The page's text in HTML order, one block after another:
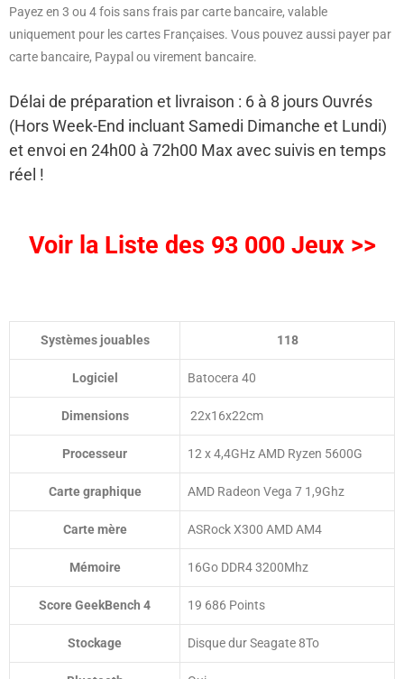
Payez en 3 ou 4 fois sans frais par carte bancaire, valable
uniquement pour les cartes Françaises. Vous pouvez aussi payer par
carte bancaire, Paypal ou virement bancaire.
Délai de préparation et livraison : 6 à 8 jours Ouvrés
(Hors Week-End incluant Samedi Dimanche et Lundi)
et envoi en 24h00 à 72h00 Max avec suivis en temps
réel !
Voir la Liste des 93 000 Jeux >>
Logiciel Batocera 40
Dimensions 22x16x22cm
Processeur 12 x 4,4GHz AMD Ryzen 5600G
Carte graphique AMD Radeon Vega 7 1,9Ghz
Carte mère ASRock X300 AMD AM4
Mémoire 16Go DDR4 3200Mhz
Score GeekBench 4 19 686 Points
Stockage Disque dur Seagate 8To
Systèmes jouables 118